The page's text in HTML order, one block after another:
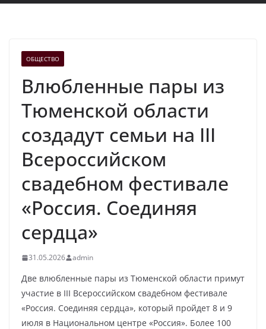
ОБЩЕСТВО
Влюбленные пары из
Тюменской области
создадут семьи на III
Всероссийском
свадебном фестивале
«Россия. Соединяя
сердца»
31.05.2026 admin
Две влюбленные пары из Тюменской области примут
участие в III Всероссийском свадебном фестивале
«Россия. Соединяя сердца», который пройдет 8 и 9
июля в Национальном центре «Россия». Более 100